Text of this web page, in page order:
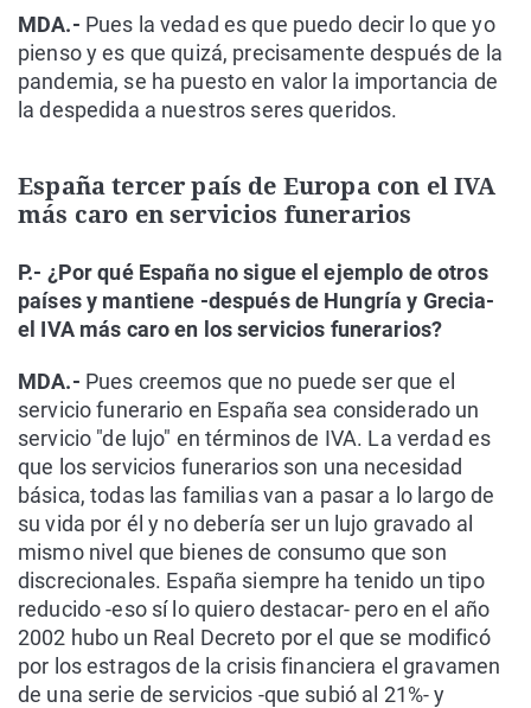
MDA.- Pues la vedad es que puedo decir lo que yo
pienso y es que quizá, precisamente después de la
pandemia, se ha puesto en valor la importancia de
la despedida a nuestros seres queridos.
España tercer país de Europa con el IVA
más caro en servicios funerarios
P.- ¿Por qué España no sigue el ejemplo de otros
países y mantiene -después de Hungría y Grecia-
el IVA más caro en los servicios funerarios?
MDA.- Pues creemos que no puede ser que el
servicio funerario en España sea considerado un
servicio "de lujo" en términos de IVA. La verdad es
que los servicios funerarios son una necesidad
básica, todas las familias van a pasar a lo largo de
su vida por él y no debería ser un lujo gravado al
mismo nivel que bienes de consumo que son
discrecionales. España siempre ha tenido un tipo
reducido -eso sí lo quiero destacar- pero en el año
2002 hubo un Real Decreto por el que se modificó
por los estragos de la crisis financiera el gravamen
de una serie de servicios -que subió al 21%- y